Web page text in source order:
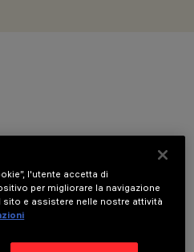
l'utente accetta di
per migliorare la navigazione
e assistere nelle nostre attività